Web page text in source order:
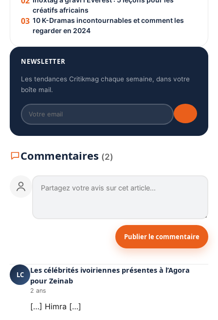
créatifs africains
03 10 K-Dramas incontournables et comment les
regarder en 2024
NEWSLETTER
Les tendances Critikmag chaque semaine, dans votre
boîte mail.
Commentaires (2)
Publier le commentaire
LC
Les célébrités ivoiriennes présentes à l’Agora
pour Zeinab
2 ans
[…] Himra […]